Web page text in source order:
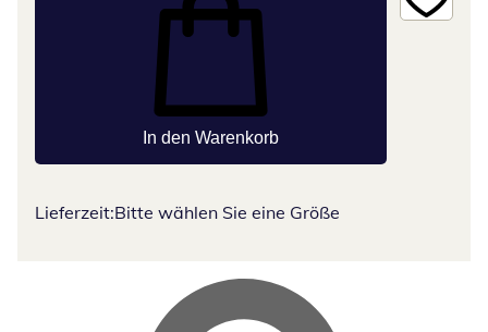
In den Warenkorb
Lieferzeit:Bitte wählen Sie eine Größe